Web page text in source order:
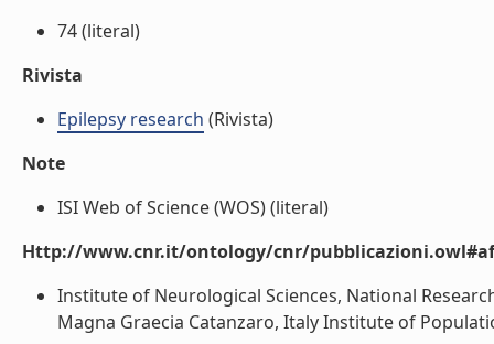
74 (literal)
Rivista
Epilepsy research (Rivista)
Note
ISI Web of Science (WOS) (literal)
Http://www.cnr.it/ontology/cnr/
Institute of Neurological Sciences, National
Magna Graecia Catanzaro, Italy Institute of